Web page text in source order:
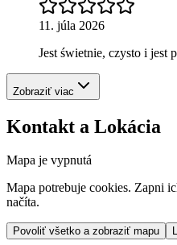
11. júla 2026
Jest świetnie, czysto i jest
Zobraziť viac
Kontakt a Lokácia
Mapa je vypnutá
Mapa potrebuje cookies. Zapni
načíta.
Povoliť všetko a zobraziť mapu